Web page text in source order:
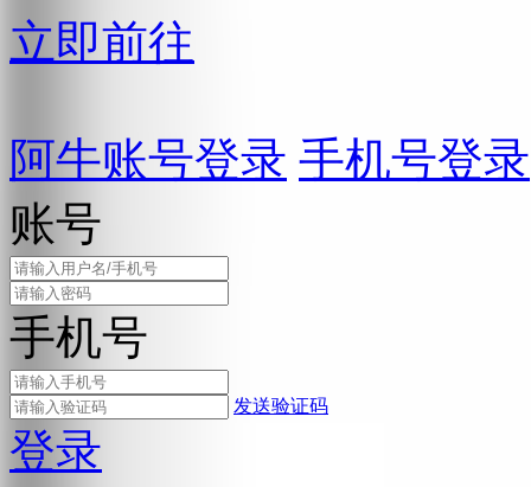
立即前往
阿牛账号登录 手机号登录
账号
手机号
发送验证码
登录